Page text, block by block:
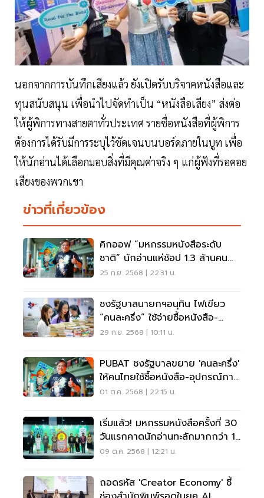
นอกจากการบันทึกเสียงแล้ว ยังเปิดรับบริจาคหนังสือและ
ทุนสนับสนุน เพื่อนำไปจัดทำเป็น “หนังสือเสียง” ส่งต่อ
ให้ผู้พิการทางสายตาทั่วประเทศ รายชื่อหนังสือที่ผู้พิการ
ต้องการได้รับมีการระบุไว้ชัดเจนบนบอร์ดภายในบูท เพื่อ
ให้นักอ่านได้เลือกมอบสิ่งที่มีคุณค่าจริง ๆ แก่ผู้ฟังที่รอคอย
เสียงของพวกเขา
ข่าวที่เกี่ยวข้อง
คิกออฟ “มหกรรมหนังสือระดับ
ชาติ” นักอ่านแห่ช้อป 1.3 ล้านคน
เงินสะพัดกว่า 400 ล้านบาท
25 ก.ย. 2568 | 22:31 น.
ชงรัฐบาลนายกฯอนุทิน ไฟเขียว
“คนละครึ่ง” ใช้จ่ายซื้อหนังสือ-
อุปกรณ์การเรียน
29 ก.ย. 2568 | 10:11 น.
PUBAT ชงรัฐบาลขยาย 'คนละครึ่ง'
ให้คนไทยใช้ซื้อหนังสือ-อุปกรณ์การ
เรียน
01 ต.ค. 2568 | 22:15 น.
เริ่มแล้ว! มหกรรมหนังสือครั้งที่ 30
วันแรกคาดนักอ่านทะลักมากกว่า 1
แสนคน
09 ต.ค. 2568 | 12:21 น.
ถอดรหัส 'Creator Economy' ชี้